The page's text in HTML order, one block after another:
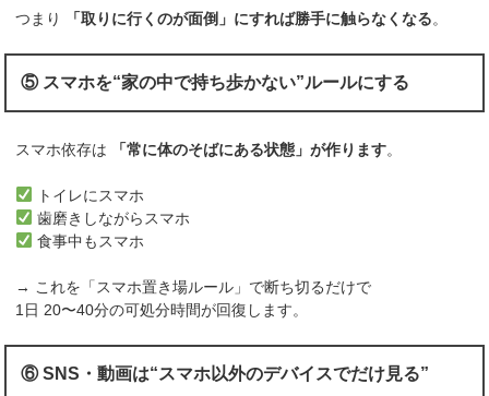
つまり 「取りに行くのが面倒」にすれば勝手に触らなくなる。
⑤ スマホを“家の中で持ち歩かない”ルールにする
スマホ依存は 「常に体のそばにある状態」が作ります。
トイレにスマホ
歯磨きしながらスマホ
食事中もスマホ
→ これを「スマホ置き場ルール」で断ち切るだけで
1日 20〜40分の可処分時間が回復します。
⑥ SNS・動画は“スマホ以外のデバイスでだけ見る”